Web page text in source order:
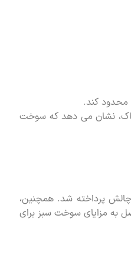
کند.
پاک، نشان می دهد که سوخت
پرداخته شد. همچنین،
به مزایای سوخت سبز برای